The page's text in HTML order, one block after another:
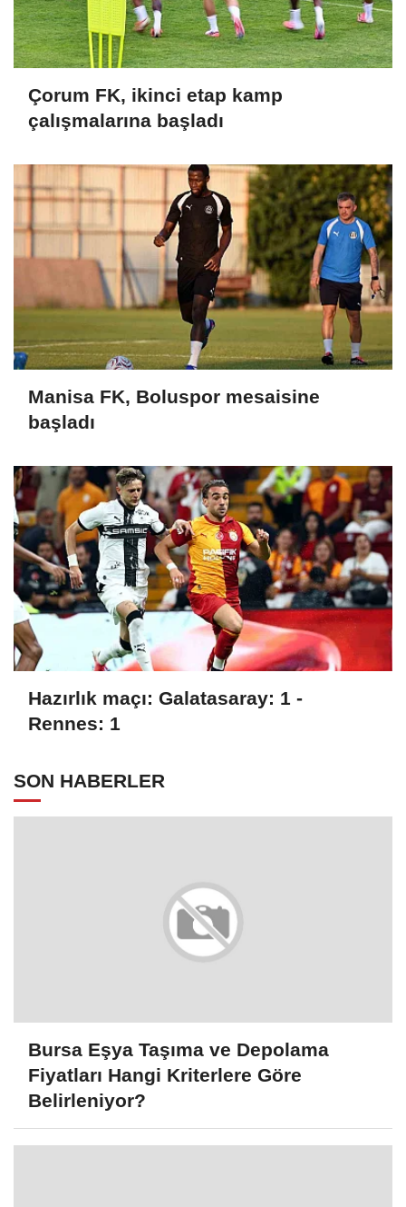
Çorum FK, ikinci etap kamp
çalışmalarına başladı
Manisa FK, Boluspor mesaisine
başladı
Hazırlık maçı: Galatasaray: 1 -
Rennes: 1
SON HABERLER
Bursa Eşya Taşıma ve Depolama
Fiyatları Hangi Kriterlere Göre
Belirleniyor?